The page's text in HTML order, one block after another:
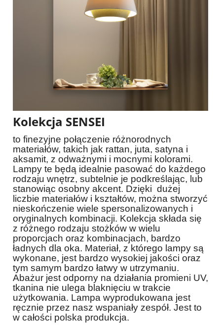
Kolekcja SENSEI
to finezyjne połączenie różnorodnych
materiałów, takich jak rattan, juta, satyna i
aksamit, z odważnymi i mocnymi kolorami.
Lampy te będą idealnie pasować do każdego
rodzaju wnętrz, subtelnie je podkreślając, lub
stanowiąc osobny akcent. Dzięki dużej
liczbie materiałów i kształtów, można stworzyć
nieskończenie wiele spersonalizowanych i
oryginalnych kombinacji. Kolekcja składa się
z różnego rodzaju stożków w wielu
proporcjach oraz kombinacjach, bardzo
ładnych dla oka. Materiał, z którego lampy są
wykonane, jest bardzo wysokiej jakości oraz
tym samym bardzo łatwy w utrzymaniu.
Abażur jest odporny na działania promieni UV,
tkanina nie ulega blaknięciu w trakcie
użytkowania. Lampa wyprodukowana jest
ręcznie przez nasz wspaniały zespół. Jest to
w całości polska produkcja.